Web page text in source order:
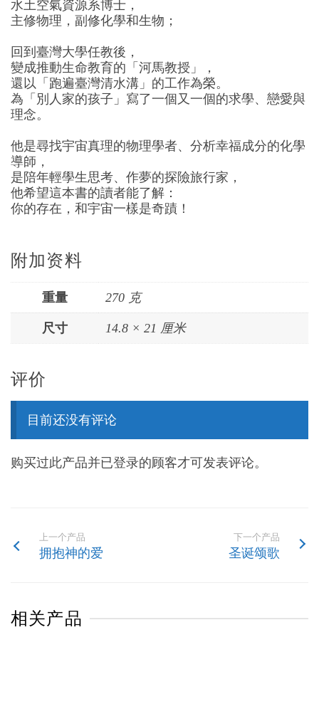
水土空氣資源系博士，
主修物理，副修化學和生物；
回到臺灣大學任教後，
變成推動生命教育的「河馬教授」，
還以「跑遍臺灣清水溝」的工作為榮。
為「別人家的孩子」寫了一個又一個的求學、戀愛與
理念。
他是尋找宇宙真理的物理學者、分析幸福成分的化學
導師，
是陪年輕學生思考、作夢的探險旅行家，
他希望這本書的讀者能了解：
你的存在，和宇宙一樣是奇蹟！
附加资料
重量 270 克
尺寸 14.8 × 21 厘米
评价
目前还没有评论
购买过此产品并已登录的顾客才可发表评论。
上一个产品
拥抱神的爱
下一个产品
圣诞颂歌
相关产品